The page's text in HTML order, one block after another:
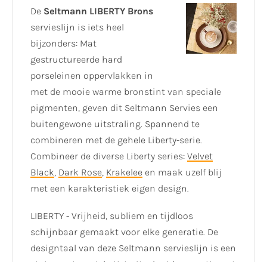
De Seltmann LIBERTY Brons
servieslijn is iets heel
bijzonders: Mat
gestructureerde hard
porseleinen oppervlakken in
met de mooie warme bronstint van speciale
pigmenten, geven dit Seltmann Servies een
buitengewone uitstraling. Spannend te
combineren met de gehele Liberty-serie.
Combineer de diverse Liberty series: Velvet
Black, Dark Rose, Krakelee en maak uzelf blij
met een karakteristiek eigen design.
LIBERTY - Vrijheid, subliem en tijdloos
schijnbaar gemaakt voor elke generatie. De
designtaal van deze Seltmann servieslijn is een